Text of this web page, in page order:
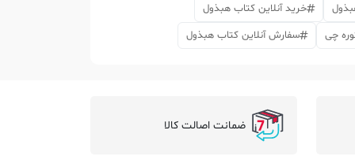
خرید آنلاین کتاب هبذول
چی سفارش آنلاین کتاب هبذول
ضمانت اصالت کالا